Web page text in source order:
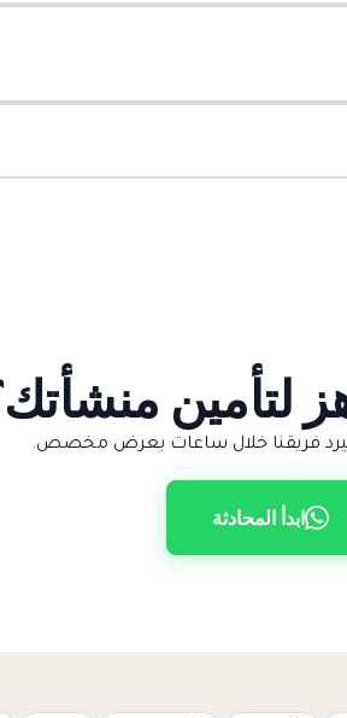
لتأمين
فريقنا خلال ساعات بعرض مخصص.
ابدأ المحادثة